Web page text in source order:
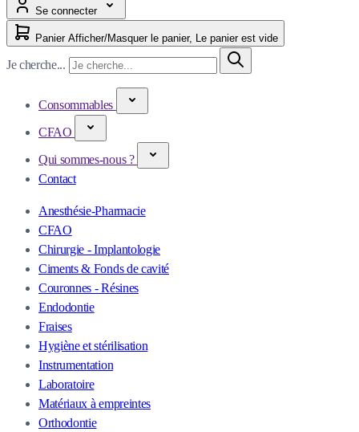
Se connecter
Panier Afficher/Masquer le panier, Le panier est vide
Je cherche...
Consommables
CFAO
Qui sommes-nous ?
Contact
Anesthésie-Pharmacie
CFAO
Chirurgie - Implantologie
Ciments & Fonds de cavité
Couronnes - Résines
Endodontie
Fraises
Hygiène et stérilisation
Instrumentation
Laboratoire
Matériaux à empreintes
Orthodontie